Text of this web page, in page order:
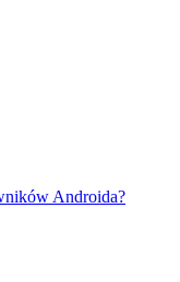
Androida?